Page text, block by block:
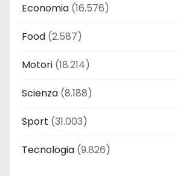
Economia (16.576)
Food (2.587)
Motori (18.214)
Scienza (8.188)
Sport (31.003)
Tecnologia (9.826)